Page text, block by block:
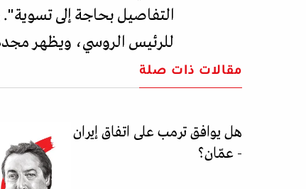
التفاصيل بحاجة إلى
للرئيس الروسي، ويظهر
مقالات ذات صلة
هل يوافق ترمب على اتفاق إيران
- عمّان؟